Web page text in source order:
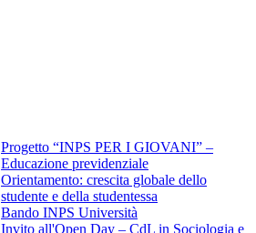
Progetto “INPS PER I GIOVANI” –
Educazione previdenziale
Orientamento: crescita globale dello
studente e della studentessa
Bando INPS Università
Invito all'Open Day – CdL in Sociologia e